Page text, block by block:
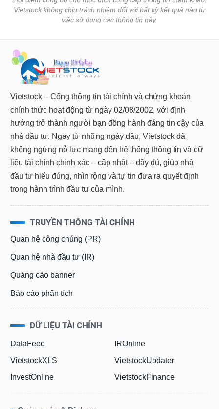
Vietstock không chịu trách nhiệm đối với bất kỳ kết quả nào từ
việc sử dụng các thông tin này.
Vietstock – Cổng thông tin tài chính và chứng khoán
chính thức hoạt động từ ngày 02/08/2002, với định
hướng trở thành người bạn đồng hành đáng tin cậy của
nhà đầu tư. Ngay từ những ngày đầu, Vietstock đã
không ngừng nỗ lực mang đến hệ thống thông tin và dữ
liệu tài chính chính xác – cập nhật – đầy đủ, giúp nhà
đầu tư hiểu đúng, nhìn rộng và tự tin đưa ra quyết định
trong hành trình đầu tư của mình.
TRUYỀN THÔNG TÀI CHÍNH
Quan hệ công chúng (PR)
Quan hệ nhà đầu tư (IR)
Quảng cáo banner
Báo cáo phân tích
DỮ LIỆU TÀI CHÍNH
DataFeed
VietstockXLS
InvestOnline
IROnline
VietstockUpdater
VietstockFinance
Sách
Công
đầu
tư
Truyền
thông
tài
chính
liệu
chính